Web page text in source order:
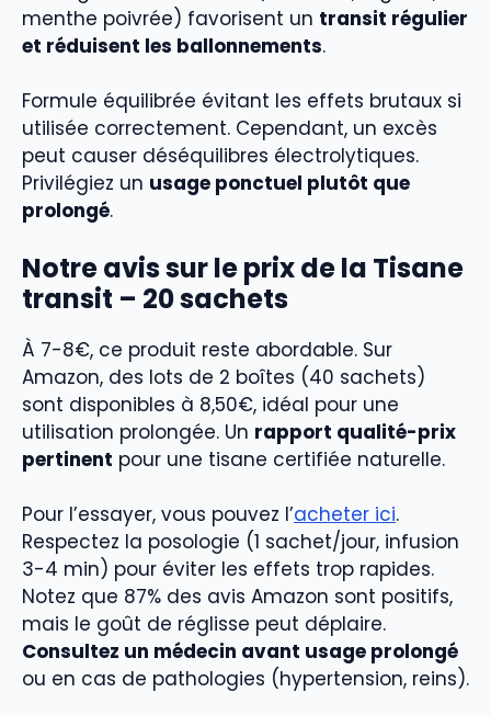
menthe poivrée) favorisent un transit régulier
et réduisent les ballonnements.
Formule équilibrée évitant les effets brutaux si
utilisée correctement. Cependant, un excès
peut causer déséquilibres électrolytiques.
Privilégiez un usage ponctuel plutôt que
prolongé.
Notre avis sur le prix de la Tisane
transit – 20 sachets
À 7-8€, ce produit reste abordable. Sur
Amazon, des lots de 2 boîtes (40 sachets)
sont disponibles à 8,50€, idéal pour une
utilisation prolongée. Un rapport qualité-prix
pertinent pour une tisane certifiée naturelle.
Pour l’essayer, vous pouvez l’acheter ici.
Respectez la posologie (1 sachet/jour, infusion
3-4 min) pour éviter les effets trop rapides.
Notez que 87% des avis Amazon sont positifs,
mais le goût de réglisse peut déplaire.
Consultez un médecin avant usage prolongé
ou en cas de pathologies (hypertension, reins).